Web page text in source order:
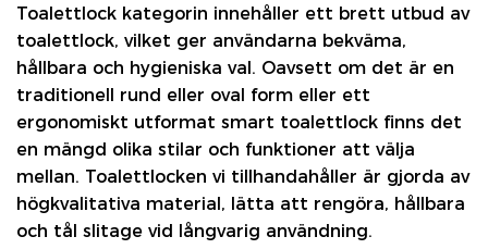
Toalettlock kategorin innehåller ett brett utbud av
toalettlock, vilket ger användarna bekväma,
hållbara och hygieniska val. Oavsett om det är en
traditionell rund eller oval form eller ett
ergonomiskt utformat smart toalettlock finns det
en mängd olika stilar och funktioner att välja
mellan. Toalettlocken vi tillhandahåller är gjorda av
högkvalitativa material, lätta att rengöra, hållbara
och tål slitage vid långvarig användning.